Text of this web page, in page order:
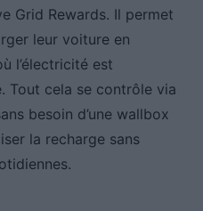
Grid Rewards. Il permet
leur voiture en
l’électricité est
Tout cela se contrôle via
besoin d’une wallbox
la recharge sans